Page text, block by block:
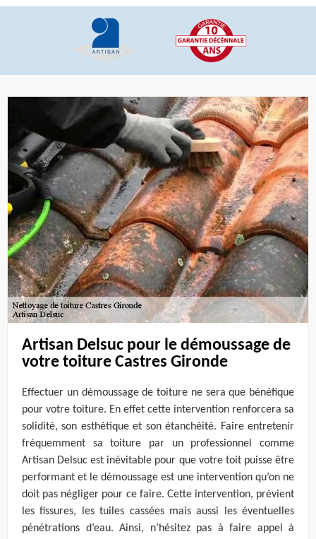
Artisan Delsuc pour le démoussage de
votre toiture Castres Gironde
Effectuer un démoussage de toiture ne sera que bénéfique
pour votre toiture. En effet cette intervention renforcera sa
solidité, son esthétique et son étanchéité. Faire entretenir
fréquemment sa toiture par un professionnel comme
Artisan Delsuc est inévitable pour que votre toit puisse être
performant et le démoussage est une intervention qu’on ne
doit pas négliger pour ce faire. Cette intervention, prévient
les fissures, les tuiles cassées mais aussi les éventuelles
pénétrations d’eau. Ainsi, n’hésitez pas à faire appel à